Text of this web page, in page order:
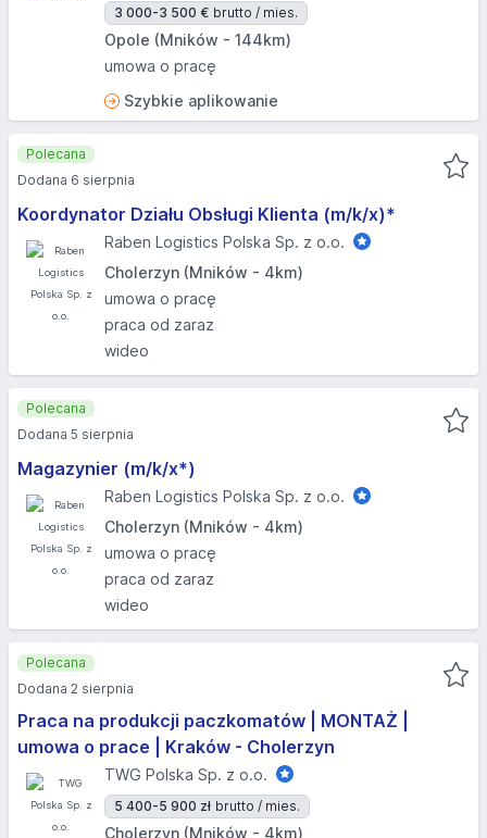
3 000-3 500 € brutto / mies.
Opole (Mników - 144km)
umowa o pracę
Szybkie aplikowanie
Koordynator Działu Obsługi Klienta (m/k/x)*
Raben Logistics Polska Sp. z o.o.
Cholerzyn (Mników - 4km)
umowa o pracę
praca od zaraz
wideo
Polecana
Dodana 6 sierpnia
Magazynier (m/k/x*)
Raben Logistics Polska Sp. z o.o.
Cholerzyn (Mników - 4km)
umowa o pracę
praca od zaraz
wideo
Polecana
Dodana 5 sierpnia
Praca na produkcji paczkomatów | MONTAŻ |
umowa o prace | Kraków - Cholerzyn
TWG Polska Sp. z o.o.
5 400-5 900 zł brutto / mies.
Cholerzyn (Mników - 4km)
Polecana
Dodana 2 sierpnia